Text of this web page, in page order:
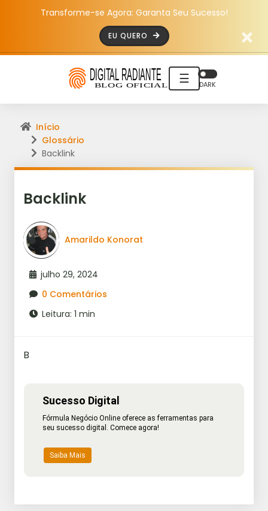
Transforme-se Agora: Garanta Seu Sucesso!
EU QUERO
☰ DARK
Início
Glossário
Backlink
Backlink
Amarildo Konorat
julho 29, 2024
0 Comentários
Leitura: 1 min
B
Sucesso Digital
Fórmula Negócio Online oferece as ferramentas para
seu sucesso digital. Comece agora!
Saiba Mais